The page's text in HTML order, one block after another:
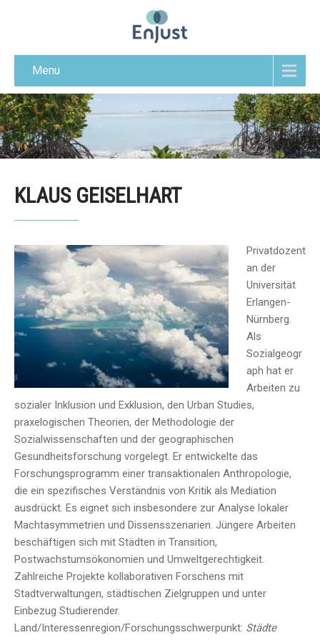
Menu
KLAUS GEISELHART
Privatdozent
an der
Universität
Erlangen-
Nürnberg.
Als
Sozialgeogr
aph hat er
Arbeiten zu
sozialer Inklusion und Exklusion, den Urban Studies,
praxelogischen Theorien, der Methodologie der
Sozialwissenschaften und der geographischen
Gesundheitsforschung vorgelegt. Er entwickelte das
Forschungsprogramm einer transaktionalen Anthropologie,
die ein spezifisches Verständnis von Kritik als Mediation
ausdrückt. Es eignet sich insbesondere zur Analyse lokaler
Machtasymmetrien und Dissensszenarien. Jüngere Arbeiten
beschäftigen sich mit Städten in Transition,
Postwachstumsökonomien und Umweltgerechtigkeit.
Zahlreiche Projekte kollaborativen Forschens mit
Stadtverwaltungen, städtischen Zielgruppen und unter
Einbezug Studierender.
Land/Interessenregion/Forschungsschwerpunkt: Städte